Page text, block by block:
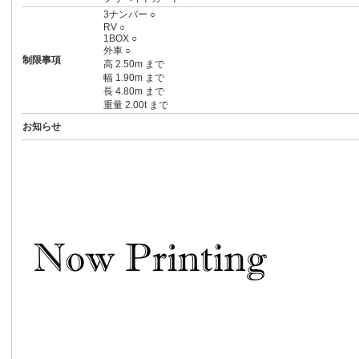
制限事項
3ナンバー ○
RV ○
1BOX ○
外車 ○
高 2.50m まで
幅 1.90m まで
長 4.80m まで
重量 2.00t まで
お知らせ